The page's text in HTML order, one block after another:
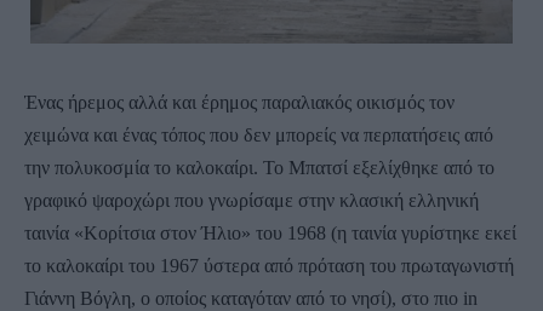
Ένας ήρεμος αλλά και έρημος παραλιακός οικισμός τον
χειμώνα και ένας τόπος που δεν μπορείς να περπατήσεις από
την πολυκοσμία το καλοκαίρι. Το Μπατσί εξελίχθηκε από το
γραφικό ψαροχώρι που γνωρίσαμε στην κλασική ελληνική
ταινία «Κορίτσια στον Ήλιο» του 1968 (η ταινία γυρίστηκε εκεί
το καλοκαίρι του 1967 ύστερα από πρόταση του πρωταγωνιστή
Γιάννη Βόγλη, ο οποίος καταγόταν από το νησί), στο πιο in